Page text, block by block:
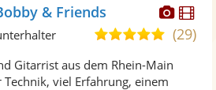
& Friends
5,0
5
(29)
Gitarrist aus dem Rhein-Main
viel Erfahrung, einem